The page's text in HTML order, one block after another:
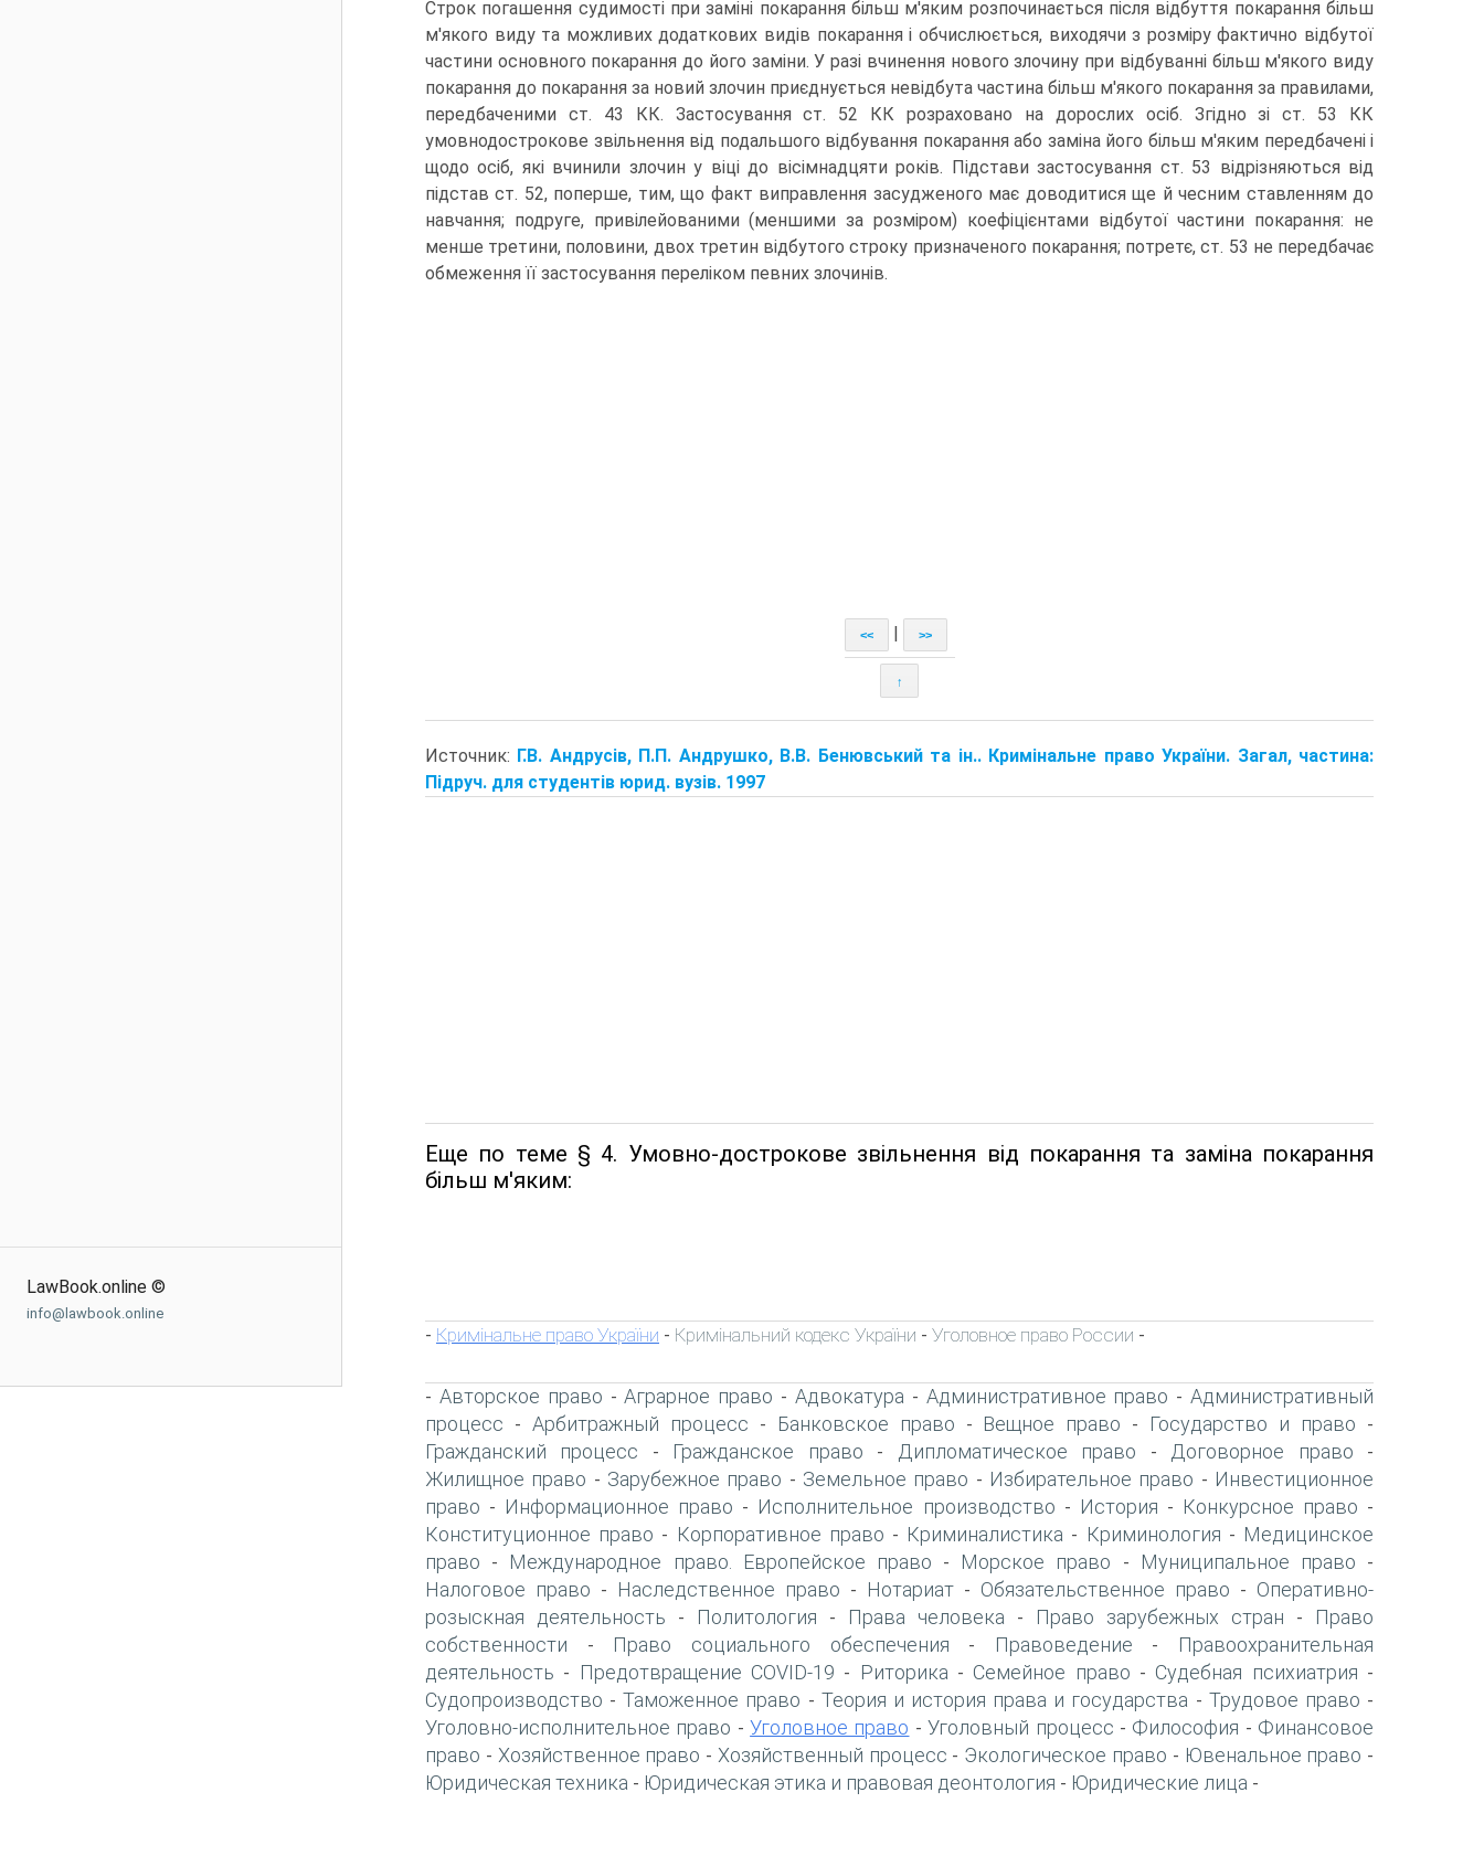
LawBook.online ©
info@lawbook.online
Строк погашення судимості при заміні покарання більш м'яким розпочинається після відбуття покарання більш
м'якого виду та можливих додаткових видів покарання і обчислюється, виходячи з розміру фактично відбутої
частини основного покарання до його заміни. У разі вчинення нового злочину при відбуванні більш м'якого виду
покарання до покарання за новий злочин приєднується невідбута частина більш м'якого покарання за правилами,
передбаченими ст. 43 КК. Застосування ст. 52 КК розраховано на дорослих осіб. Згідно зі ст. 53 КК
умовнодострокове звільнення від подальшого відбування покарання або заміна його більш м'яким передбачені і
щодо осіб, які вчинили злочин у віці до вісімнадцяти років. Підстави застосування ст. 53 відрізняються від
підстав ст. 52, поперше, тим, що факт виправлення засудженого має доводитися ще й чесним ставленням до
навчання; подруге, привілейованими (меншими за розміром) коефіцієнтами відбутої частини покарання: не
менше третини, половини, двох третин відбутого строку призначеного покарання; потретє, ст. 53 не передбачає
обмеження її застосування переліком певних злочинів.
<< >>
↑
Источник: Г.В. Андрусів, П.П. Андрушко, В.В. Бенювський та ін.. Кримінальне право України. Загал, частина:
Підруч. для студентів юрид. вузів. 1997
Еще по теме § 4. Умовно-дострокове звільнення від покарання та заміна покарання
більш м'яким:
- Кримінальне право України - Кримінальний кодекс України - Уголовное право России -
- Авторское право -Аграрное право - Адвокатура - Административное право -Административный
процесс - Арбитражный процесс - Банковское право - Вещное право - Государство и право -
Гражданский процесс - Гражданское право - Дипломатическое право - Договорное право -
Жилищное право - Зарубежное право - Земельное право - Избирательное право - Инвестиционное
право - Информационное право - Исполнительное производство - История - Конкурсное право -
Конституционное право - Корпоративное право - Криминалистика - Криминология - Медицинское
право - Международное право. Европейское право - Морское право - Муниципальное право -
Налоговое право - Наследственное право - Нотариат - Обязательственное право - Оперативно-
розыскная деятельность - Политология - Права человека - Право зарубежных стран -
Право
собственности - Право социального обеспечения - Правоведение -
Правоохранительная
деятельность - Предотвращение COVID-19 - Риторика - Семейное право - Судебная психиатрия -
Судопроизводство -Таможенное право - Теория и история права и государства - Трудовое право -
Уголовно-исполнительное право -Уголовное право -Уголовный процесс - Философия - Финансовое
право - Хозяйственное право - Хозяйственный процесс - Экологическое право - Ювенальное право -
Юридическая техника - Юридическая этика и правовая деонтология - Юридические лица -